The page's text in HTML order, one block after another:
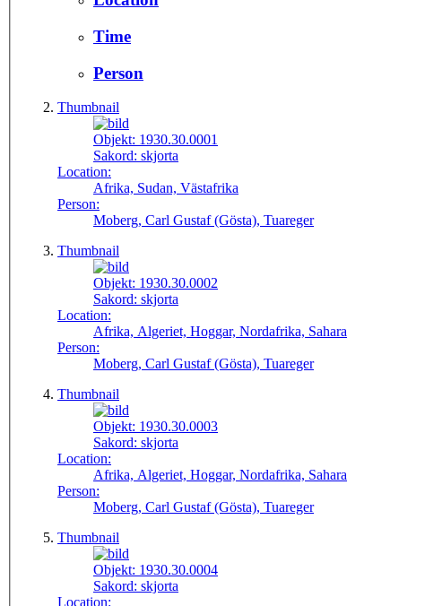
Time
Person
Thumbnail
Objekt: 1930.30.0001
Sakord: skjorta
Location:
Afrika, Sudan, Västafrika
Person:
Moberg, Carl Gustaf (Gösta), Tuareger
Thumbnail
Objekt: 1930.30.0002
Sakord: skjorta
Location:
Afrika, Algeriet, Hoggar, Nordafrika, Sahara
Person:
Moberg, Carl Gustaf (Gösta), Tuareger
Thumbnail
Objekt: 1930.30.0003
Sakord: skjorta
Location:
Afrika, Algeriet, Hoggar, Nordafrika, Sahara
Person:
Moberg, Carl Gustaf (Gösta), Tuareger
Thumbnail
Objekt: 1930.30.0004
Sakord: skjorta
Location: